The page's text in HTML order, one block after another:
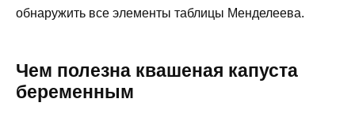
обнаружить все элементы таблицы Менделеева.
Чем полезна квашеная капуста
беременным